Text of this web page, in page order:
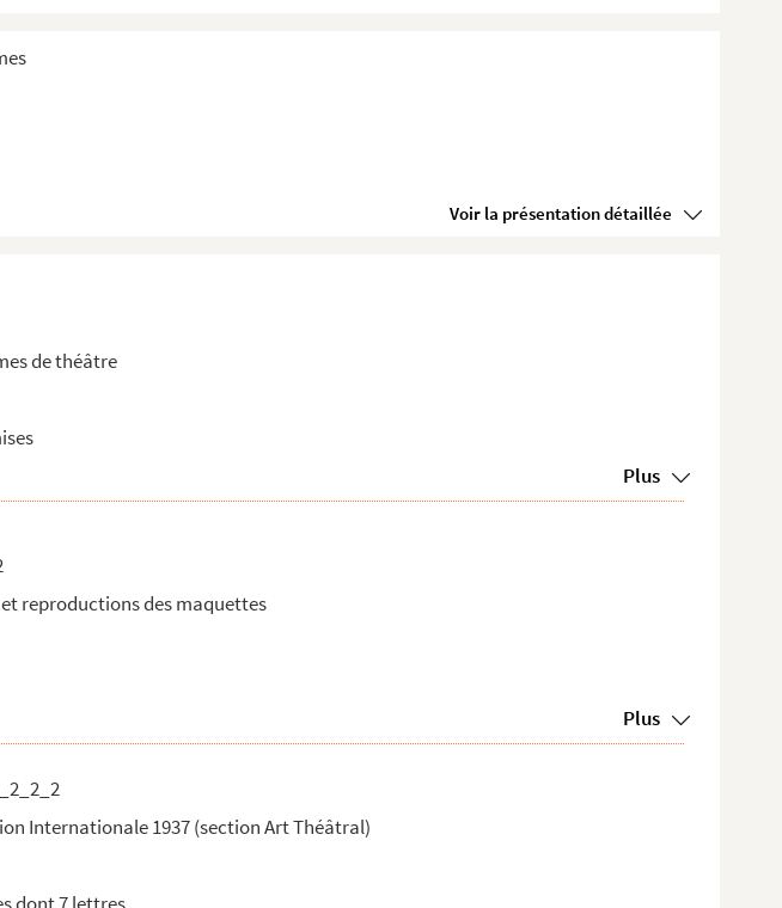
Voir la présentation détaillée
de théâtre
Plus
reproductions des maquettes
Plus
Internationale 1937 (section Art Théâtral)